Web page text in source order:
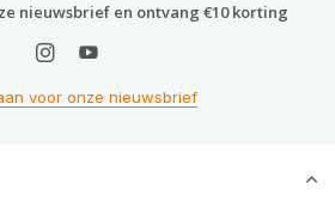
nieuwsbrief en ontvang €10 korting
voor onze nieuwsbrief